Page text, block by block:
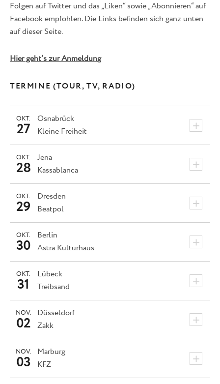
Folgen auf Twitter und das „Liken“ sowie „Abonnieren“ auf
Facebook empfohlen. Die Links befinden sich ganz unten
auf dieser Seite.
Hier geht’s zur Anmeldung
TERMINE (TOUR, TV, RADIO)
Osnabrück +
OKT.
27 Kleine Freiheit
Jena +
OKT.
28 Kassablanca
Dresden +
OKT.
29 Beatpol
Berlin +
OKT.
30 Astra Kulturhaus
Lübeck +
OKT.
31 Treibsand
Düsseldorf +
NOV.
02 Zakk
Marburg +
NOV.
03 KFZ